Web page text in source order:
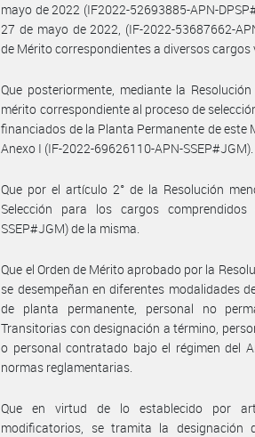
mayo de 2022 (IF2022-52693885-APN-
27 de mayo de 2022, (IF-2022-53687662-
de Mérito correspondientes a diversos
Que posteriormente, mediante la
mérito correspondiente al proceso de
financiados de la Planta Permanente de este
Anexo I (IF-2022-69626110-APN-SSEP#JGM).
Que por el artículo 2° de la Resolución
Selección para los cargos
SSEP#JGM) de la misma.
Que el Orden de Mérito aprobado por la
se desempeñan en diferentes modalidades
de planta permanente, personal no
Transitorias con designación a término,
o personal contratado bajo el régimen del
normas reglamentarias.
Que en virtud de lo establecido por
modificatorios, se tramita la designación